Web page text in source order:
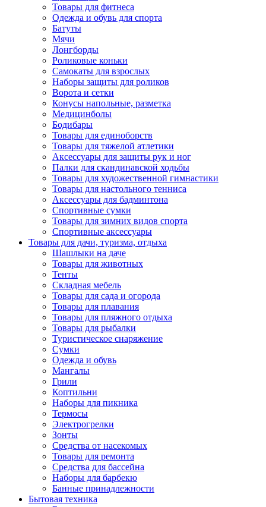
Товары для фитнеса
Одежда и обувь для спорта
Батуты
Мячи
Лонгборды
Роликовые коньки
Самокаты для взрослых
Наборы защиты для роликов
Ворота и сетки
Конусы напольные, разметка
Медицинболы
Бодибары
Товары для единоборств
Товары для тяжелой атлетики
Аксессуары для защиты рук и ног
Палки для скандинавской ходьбы
Товары для художественной гимнастики
Товары для настольного тенниса
Аксессуары для бадминтона
Спортивные сумки
Товары для зимних видов спорта
Спортивные аксессуары
Товары для дачи, туризма, отдыха
Шашлыки на даче
Товары для животных
Тенты
Складная мебель
Товары для сада и огорода
Товары для плавания
Товары для пляжного отдыха
Товары для рыбалки
Туристическое снаряжение
Сумки
Одежда и обувь
Мангалы
Грили
Коптильни
Наборы для пикника
Термосы
Электрогрелки
Зонты
Средства от насекомых
Товары для ремонта
Средства для бассейна
Наборы для барбекю
Банные принадлежности
Бытовая техника